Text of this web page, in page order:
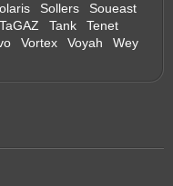
Sollers
Soueast
TaGAZ Tank
Tenet
Vortex Voyah
Wey